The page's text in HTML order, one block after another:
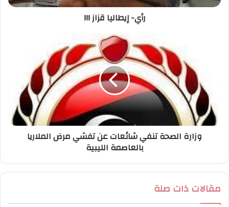
ر
رأي- إيطاليا قزاز !!!
وزارة الصحة تنفي شائعات عن تفشي مرض الملاريا
بالعاصمة الليبية
مقالات ذات صلة